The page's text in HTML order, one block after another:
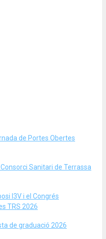
de Portes Obertes
Sanitari de Terrassa
I3V i el Congrés
TRS 2026
de graduació 2026